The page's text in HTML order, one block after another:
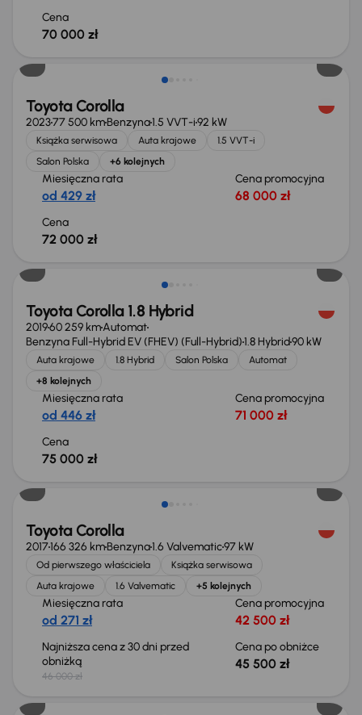
Cena
70 000 zł
Toyota Corolla
202377 500 kmBenzyna1.5 VVT-i92 kW
Książka serwisowa Auta krajowe
1.5 VVT-i
Salon Polska
+6 kolejnych
Miesięczna rata
od 429 zł
Cena promocyjna
68 000 zł
Cena
72 000 zł
Toyota Corolla 1.8 Hybrid
201960 259 kmAutomat
Benzyna Full-Hybrid EV (FHEV) (Full-Hybrid)1.8 Hybrid90 kW
Auta krajowe 1.8 Hybrid Salon Polska
Automat
+8 kolejnych
Miesięczna rata
od 446 zł
Cena promocyjna
71 000 zł
Cena
75 000 zł
Taniej o 500 zł
Toyota Corolla
2017166 326 kmBenzyna1.6 Valvematic97 kW
Od pierwszego właściciela
Książka serwisowa
Auta krajowe
1.6 Valvematic +5 kolejnych
Miesięczna rata
od 271 zł
Cena promocyjna
42 500 zł
Najniższa cena z 30 dni przed
obniżką
46 000 zł
Cena po obniżce
45 500 zł
Możliwość odliczenia VAT